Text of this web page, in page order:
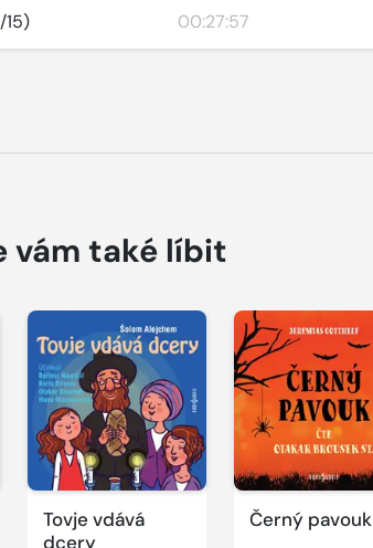
00:27:57
vám také líbit
Tovje vdává
dcery
Přehrát
ukázku
Černý pavouk
Přehrát
ukázku